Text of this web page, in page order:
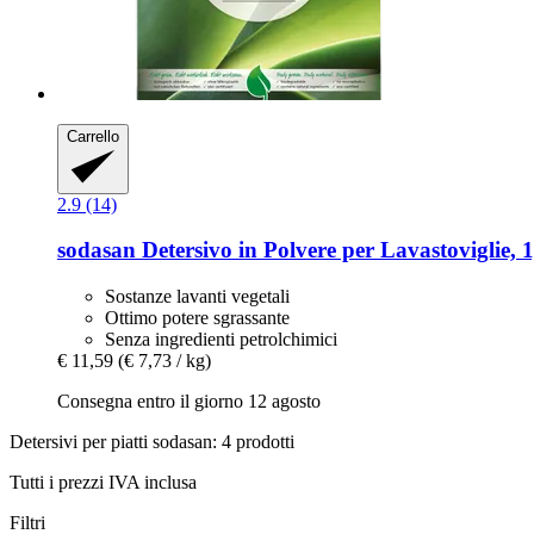
Carrello
2.9 (14)
sodasan Detersivo in Polvere per Lavastoviglie,
Sostanze lavanti vegetali
Ottimo potere sgrassante
Senza ingredienti petrolchimici
€ 11,59 (€ 7,73 / kg)
Consegna entro il giorno 12 agosto
Detersivi per piatti sodasan: 4 prodotti
Tutti i prezzi IVA inclusa
Filtri